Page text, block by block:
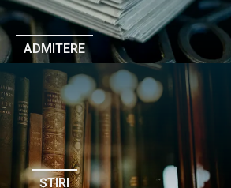
& Internațional
Facultate
ADMITERE
ȘTIRI